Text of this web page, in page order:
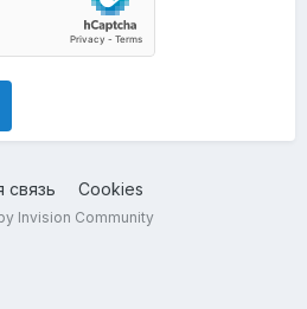
связь Cookies
Invision Community